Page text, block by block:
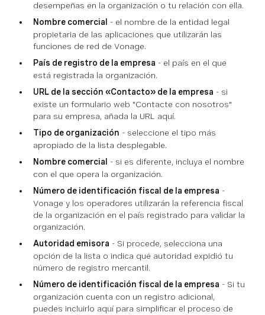
desempeñas en la organización o tu relación con ella.
Nombre comercial
- el nombre de la entidad legal
propietaria de las aplicaciones que utilizarán las
funciones de red de Vonage.
País de registro de la empresa - el país en el que
está registrada la organización.
URL de la sección «Contacto» de la empresa - si
existe un formulario web "Contacte con nosotros"
para su empresa, añada la URL aquí.
Tipo de organización - seleccione el tipo más
apropiado de la lista desplegable.
Nombre comercial
- si es diferente, incluya el nombre
con el que opera la organización.
Número de identificación fiscal de la empresa -
Vonage y los operadores utilizarán la referencia fiscal
de la organización en el país registrado para validar la
organización.
Autoridad emisora - Si procede, selecciona una
opción de la lista o indica qué autoridad expidió tu
número de registro mercantil.
Número de identificación fiscal de la empresa - Si tu
organización cuenta con un registro adicional,
puedes incluirlo aquí para simplificar el proceso de